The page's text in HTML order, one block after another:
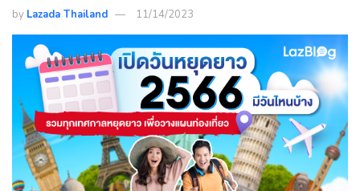
by Lazada Thailand 11/14/2023